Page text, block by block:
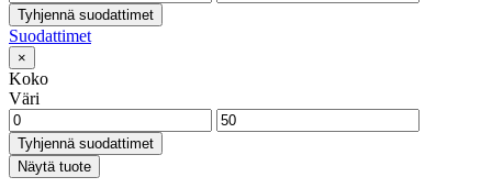
Tyhjennä suodattimet
Suodattimet
×
Koko
Väri
Tyhjennä suodattimet
Näytä tuote